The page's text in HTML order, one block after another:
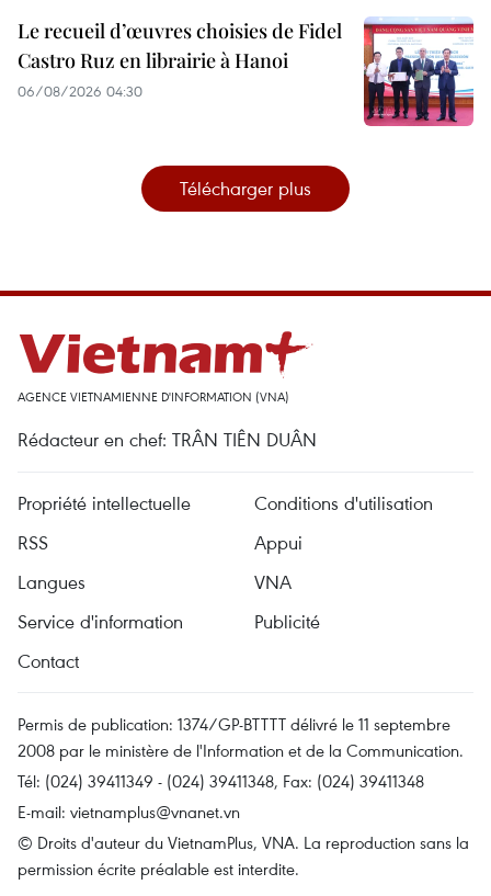
Le recueil d’œuvres choisies de Fidel
Castro Ruz en librairie à Hanoi
06/08/2026 04:30
Télécharger plus
AGENCE VIETNAMIENNE D'INFORMATION (VNA)
Rédacteur en chef: TRÂN TIÊN DUÂN
Propriété intellectuelle
Conditions d'utilisation
RSS
Appui
Langues
VNA
Service d'information
Publicité
Contact
Permis de publication: 1374/GP-BTTTT délivré le 11 septembre
2008 par le ministère de l'Information et de la Communication.
Tél: (024) 39411349 - (024) 39411348, Fax: (024) 39411348
E-mail: vietnamplus@vnanet.vn
© Droits d'auteur du VietnamPlus, VNA. La reproduction sans la
permission écrite préalable est interdite.